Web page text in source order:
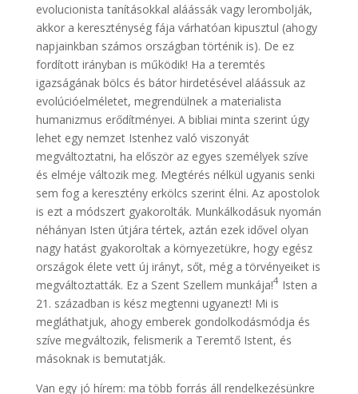
evolucionista tanításokkal aláássák vagy lerombolják,
akkor a kereszténység fája várhatóan kipusztul (ahogy
napjainkban számos országban történik is). De ez
fordított irányban is működik! Ha a teremtés
igazságának bölcs és bátor hirdetésével aláássuk az
evolúcióelméletet, megrendülnek a materialista
humanizmus erődítményei. A bibliai minta szerint úgy
lehet egy nemzet Istenhez való viszonyát
megváltoztatni, ha először az egyes személyek szíve
és elméje változik meg. Megtérés nélkül ugyanis senki
sem fog a keresztény erkölcs szerint élni. Az apostolok
is ezt a módszert gyakorolták. Munkálkodásuk nyomán
néhányan Isten útjára tértek, aztán ezek idővel olyan
nagy hatást gyakoroltak a környezetükre, hogy egész
országok élete vett új irányt, sőt, még a törvényeiket is
megváltoztatták. Ez a Szent Szellem munkája!4Isten a
21. században is kész megtenni ugyanezt! Mi is
megláthatjuk, ahogy emberek gondolkodásmódja és
szíve megváltozik, felismerik a Teremtő Istent, és
másoknak is bemutatják.
Van egy jó hírem: ma több forrás áll rendelkezésünkre